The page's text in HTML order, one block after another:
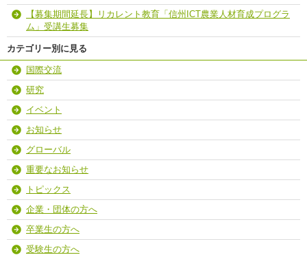
【募集期間延長】リカレント教育「信州ICT農業人材育成プログラ
ム」受講生募集
カテゴリー別に見る
国際交流
研究
イベント
お知らせ
グローバル
重要なお知らせ
トピックス
企業・団体の方へ
卒業生の方へ
受験生の方へ